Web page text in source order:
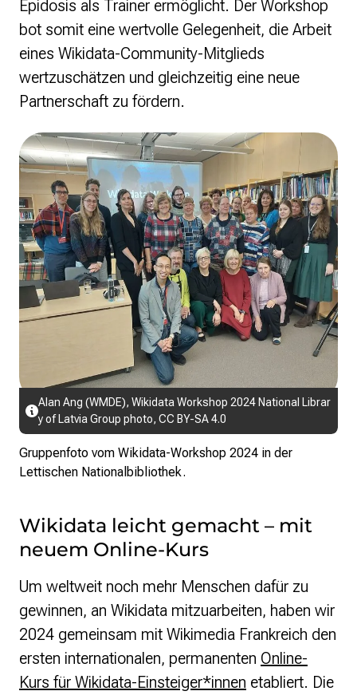
Epidosis als Trainer ermöglicht. Der Workshop
bot somit eine wertvolle Gelegenheit, die Arbeit
eines Wikidata-Community-Mitglieds
wertzuschätzen und gleichzeitig eine neue
Partnerschaft zu fördern.
Alan Ang (WMDE), Wikidata Workshop 2024 National Librar
y of Latvia Group photo, CC BY-SA 4.0
Gruppenfoto vom Wikidata-Workshop 2024 in der
Lettischen Nationalbibliothek.
Wikidata leicht gemacht – mit
neuem Online-Kurs
Um weltweit noch mehr Menschen dafür zu
gewinnen, an Wikidata mitzuarbeiten, haben wir
2024 gemeinsam mit Wikimedia Frankreich den
ersten internationalen, permanenten Online-
Kurs für Wikidata-Einsteiger*innen etabliert. Die